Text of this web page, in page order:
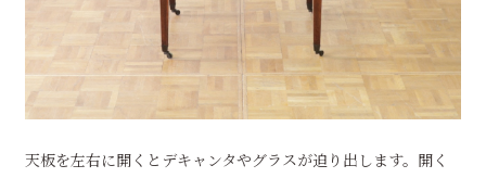
天板を左右に開くとデキャンタやグラスが迫り出します。開く